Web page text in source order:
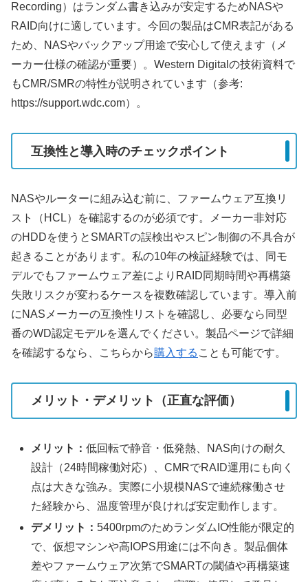
Recording）はランダム書き込みが安定するためNASや
RAID向けに適しています。今回の製品はCMR表記がある
ため、NASやバックアップ用途で安心して使えます（メ
ーカー仕様の確認が重要）。Western Digitalの技術資料で
もCMR/SMRの特性が説明されています（参考:
https://support.wdc.com）。
互換性と導入時のチェックポイント
NASやルーターに組み込む前に、ファームウェア互換リ
スト（HCL）を確認するのが必須です。メーカー非対応
のHDDを使うとSMARTの誤検出やスピン制御の不具合が
起きることがあります。私の10年の検証経験では、同モ
デルでもファームウェア差によりRAID同期時間や再構築
失敗リスクが変わるケースを複数確認しています。導入前
にNASメーカーの互換性リストを確認し、必要なら同型
番のWD認定モデルを選んでください。製品ページで詳細
を確認するなら、こちらから購入する ことも可能です。
メリット・デメリット（正直な評価）
メリット：低回転で静音・低発熱、NAS向けの耐久
設計（24時間稼働対応）、CMRでRAID運用にも向く
点は大きな強み。実際に小規模NASで連続稼働させ
た経験から、温度管理が良ければ安定動作します。
デメリット：5400rpmのためランダムIO性能が限定的
で、仮想マシンや高IOPS用途には不向き。製品個体
差やファームウェア次第でSMARTの閾値や再構築速